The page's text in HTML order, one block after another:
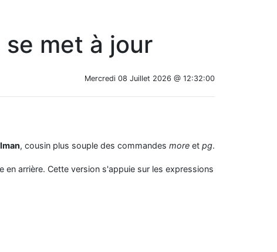
met à jour
Mercredi 08 Juillet 2026 @ 12:32:00
, cousin plus souple des commandes more et pg.
arrière. Cette version s'appuie sur les expressions